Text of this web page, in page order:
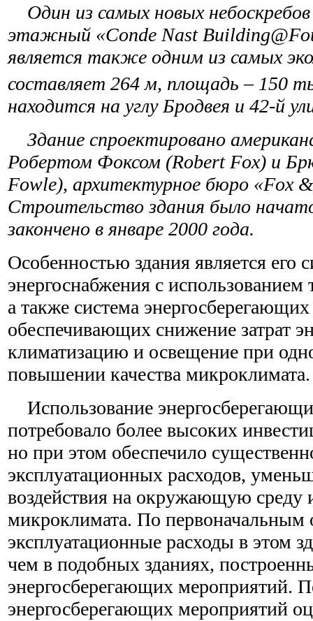
Один из самых новых
этажный «Conde Nast
является также одним из самых
составляет 264 м, площадь – 150
находится на углу Бродвея и 42-й
Здание спроектировано
Робертом Фоксом (Robert Fox) и
Fowle), архитектурное бюро «Fox
Строительство здания было
закончено в январе 2000 года.
Особенностью здания является его
энергоснабжения с
а также система
обеспечивающих снижение затрат
климатизацию и освещение при
повышении качества микроклимата.
Использование
потребовало более высоких
но при этом обеспечило
эксплуатационных расходов,
воздействия на окружающую среду
микроклимата. По первоначальным
эксплуатационные расходы в этом
чем в подобных зданиях,
энергосберегающих мероприятий.
энергосберегающих мероприятий